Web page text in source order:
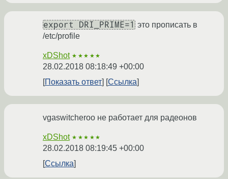
export DRI_PRIME=1 это прописать в
/etc/profile
xDShot ★★★★★
28.02.2018 08:18:49 +00:00
Показать ответ
Ссылка
vgaswitcheroo не работает для радеонов
xDShot ★★★★★
28.02.2018 08:19:45 +00:00
Ссылка